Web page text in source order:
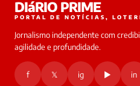
DIáRIO PRIME
PORTAL DE NOTÍCIAS,
Jornalismo independente com
agilidade e profundidade.
f 𝕏 ig ▶ in